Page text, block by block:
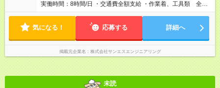
実働時間：8時間/日 ・交通費全額支給 ・作業着、工具類 全支
給 ・残業が発生した場合 全支給 ・土、日、祝日出勤した場合
気になる！ 応募する 詳細へ
掲載元企業名 株式会社サンエスエンジニアリング
未読